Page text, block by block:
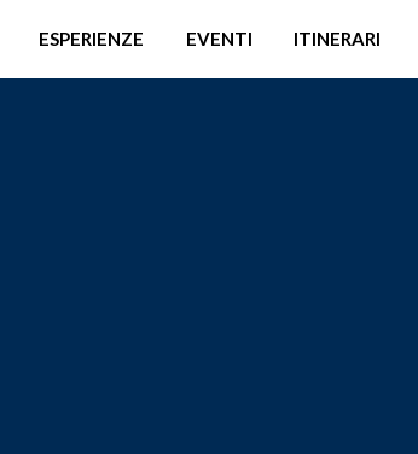
ESPERIENZE EVENTI ITINERARI